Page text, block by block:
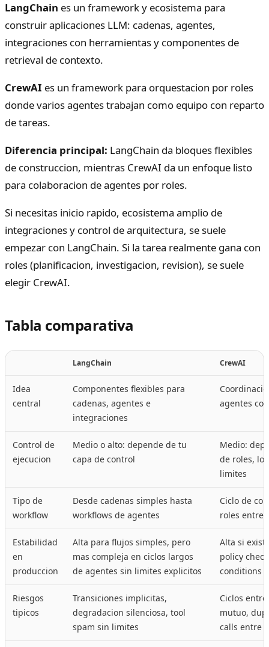
LangChain es un framework y ecosistema para
construir aplicaciones LLM: cadenas, agentes,
integraciones con herramientas y componentes de
retrieval de contexto.
CrewAI es un framework para orquestacion por roles
donde varios agentes trabajan como equipo con reparto
de tareas.
Diferencia principal: LangChain da bloques flexibles
de construccion, mientras CrewAI da un enfoque listo
para colaboracion de agentes por roles.
Si necesitas inicio rapido, ecosistema amplio de
integraciones y control de arquitectura, se suele
empezar con LangChain. Si la tarea realmente gana con
roles (planificacion, investigacion, revision), se suele
elegir CrewAI.
Tabla comparativa
LangChain CrewAI
Idea
central
Componentes flexibles para
cadenas, agentes e
integraciones
agentes
Control de
ejecucion
Medio o alto: depende de tu
capa de control
Medio:
de roles,
limites
Tipo de
workflow
Desde cadenas simples hasta
workflows de agentes
Ciclo de
roles entre
Estabilidad
en
produccion
Alta para flujos simples, pero
mas compleja en ciclos largos
de agentes sin limites explicitos
Alta si
policy
conditions
Riesgos
tipicos
Transiciones implicitas,
degradacion silenciosa, tool
spam sin limites
Ciclos
mutuo,
calls entre